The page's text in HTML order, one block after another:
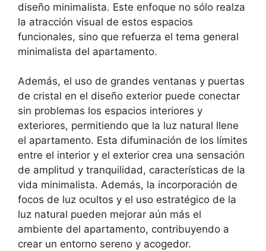
diseño minimalista. Este enfoque no sólo realza
la atracción visual de estos espacios
funcionales, sino que refuerza el tema general
minimalista del apartamento.
Además, el uso de grandes ventanas y puertas
de cristal en el diseño exterior puede conectar
sin problemas los espacios interiores y
exteriores, permitiendo que la luz natural llene
el apartamento. Esta difuminación de los límites
entre el interior y el exterior crea una sensación
de amplitud y tranquilidad, características de la
vida minimalista. Además, la incorporación de
focos de luz ocultos y el uso estratégico de la
luz natural pueden mejorar aún más el
ambiente del apartamento, contribuyendo a
crear un entorno sereno y acogedor.